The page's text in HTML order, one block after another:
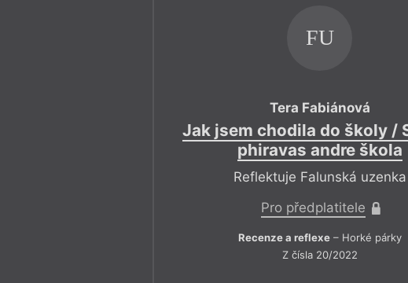
FU
Tera Fabiánová
Jak jsem chodila do školy /
phiravas andre škola
Reflektuje Falunská uzenka
Pro předplatitele
Recenze a reflexe– Horké párky
Z čísla 20/2022